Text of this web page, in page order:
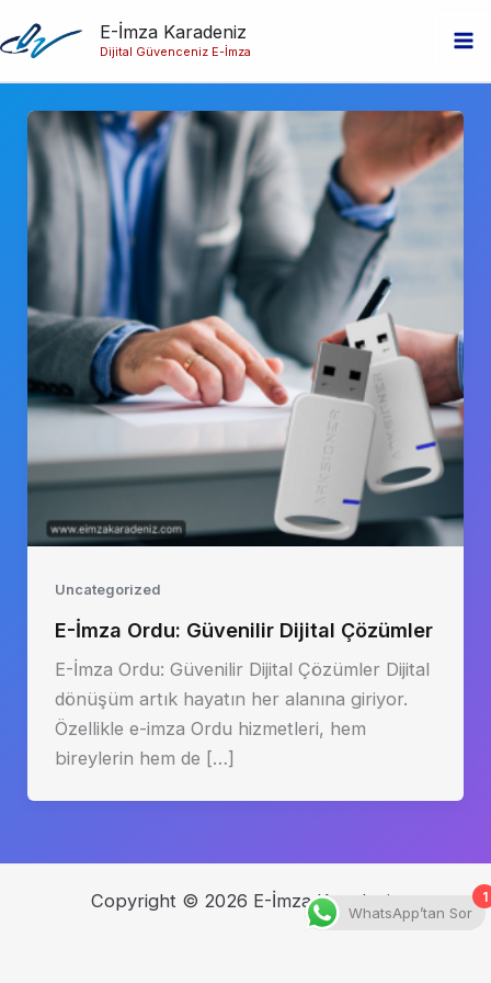
atla
E-İmza Karadeniz
Dijital Güvenceniz E-İmza
Uncategorized
E-İmza Ordu: Güvenilir Dijital Çözümler
E-İmza Ordu: Güvenilir Dijital Çözümler Dijital
dönüşüm artık hayatın her alanına giriyor.
Özellikle e-imza Ordu hizmetleri, hem
bireylerin hem de […]
Copyright © 2026 E-İmza Karadeniz 1
WhatsApp’tan Sor